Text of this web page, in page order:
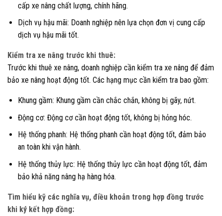
cấp xe nâng chất lượng, chính hãng.
Dịch vụ hậu mãi: Doanh nghiệp nên lựa chọn đơn vị cung cấp
dịch vụ hậu mãi tốt.
Kiểm tra xe nâng trước khi thuê:
Trước khi thuê xe nâng, doanh nghiệp cần kiểm tra xe nâng để đảm
bảo xe nâng hoạt động tốt. Các hạng mục cần kiểm tra bao gồm:
Khung gầm: Khung gầm cần chắc chắn, không bị gãy, nứt.
Động cơ: Động cơ cần hoạt động tốt, không bị hỏng hóc.
Hệ thống phanh: Hệ thống phanh cần hoạt động tốt, đảm bảo
an toàn khi vận hành.
Hệ thống thủy lực: Hệ thống thủy lực cần hoạt động tốt, đảm
bảo khả năng nâng hạ hàng hóa.
Tìm hiểu kỹ các nghĩa vụ, điều khoản trong hợp đồng trước
khi ký kết hợp đồng: